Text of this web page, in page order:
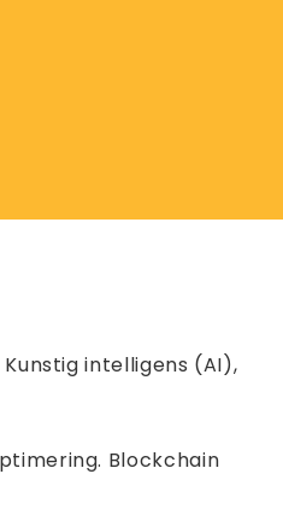
intelligens (AI),
Blockchain